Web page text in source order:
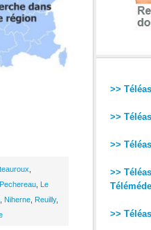
Le
Niherne Reuilly,
>>
>>
>>
>>
>>